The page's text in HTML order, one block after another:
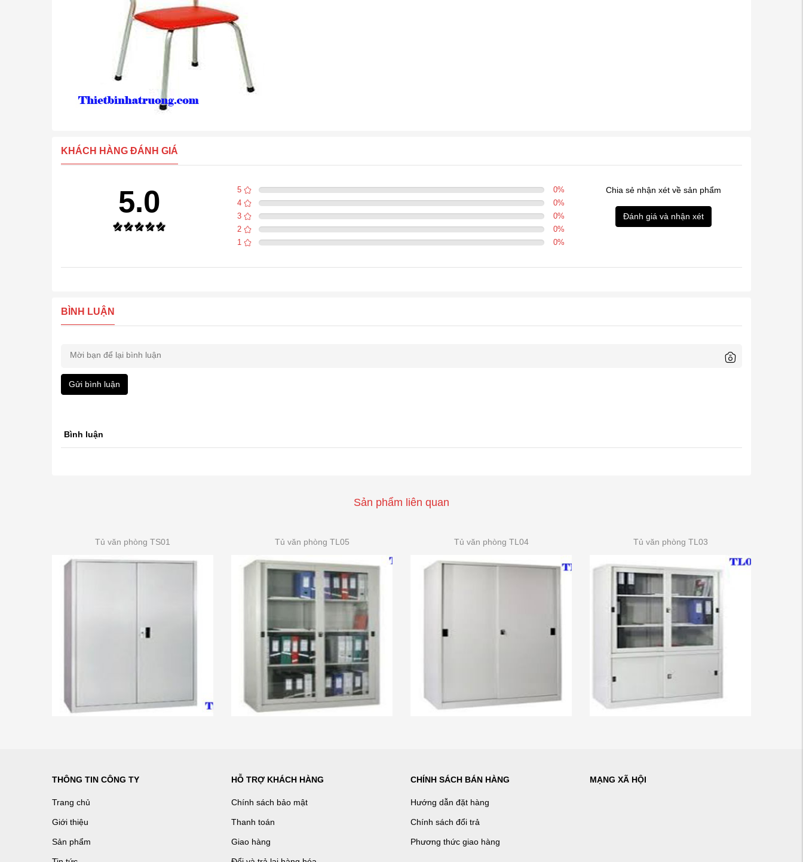
KHÁCH HÀNG ĐÁNH GIÁ
5.0 5 0%
4
0%
3
0%
2
0%
1
0%
Chia sẻ nhận xét về sản phẩm
Đánh giá và nhận xét
BÌNH LUẬN
Gửi bình luận
Bình luận
Sản phẩm liên quan
Tủ văn phòng TS01 Tủ văn phòng TL05 Tủ văn phòng TL04 Tủ văn phòng TL03
THÔNG TIN CÔNG TY
Trang chủ
Giới thiệu
Sản phẩm
HỖ TRỢ KHÁCH HÀNG
Chính sách bảo mật
Thanh toán
Giao hàng
CHÍNH SÁCH BÁN HÀNG
Hướng dẫn đặt hàng
Chính sách đổi trả
Phương thức giao hàng
MẠNG XÃ HỘI